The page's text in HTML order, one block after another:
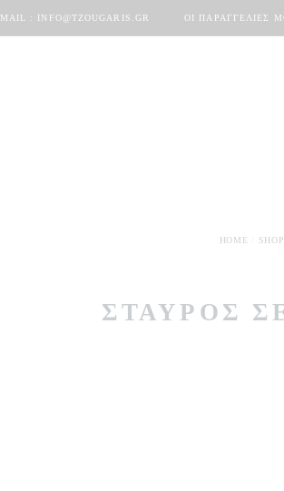
MAIL : INFO@TZOUGARIS.GR ΟΙ ΠΑΡΑΓΓΕΛΊΕΣ
HOME SHOP
ΣΤΑΥΡΌΣ